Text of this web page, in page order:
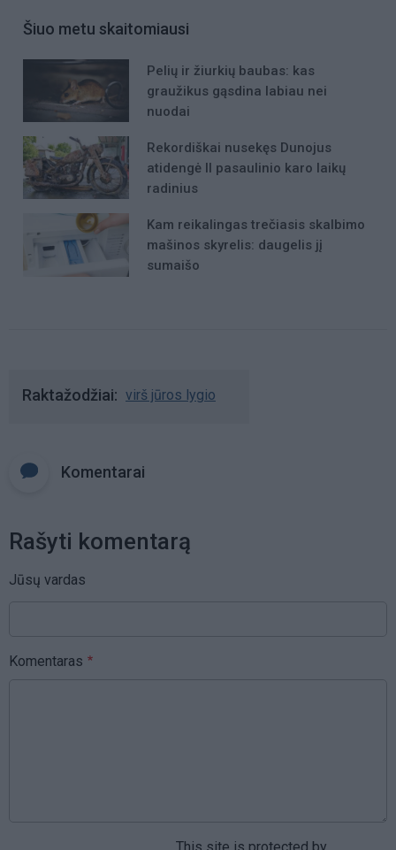
Šiuo metu skaitomiausi
Pelių ir žiurkių baubas: kas
graužikus gąsdina labiau nei
nuodai
Rekordiškai nusekęs Dunojus
atidengė II pasaulinio karo laikų
radinius
Kam reikalingas trečiasis skalbimo
mašinos skyrelis: daugelis jį
sumaišo
Raktažodžiai virš jūros lygio
Komentarai
Rašyti komentarą
Jūsų vardas
Komentaras